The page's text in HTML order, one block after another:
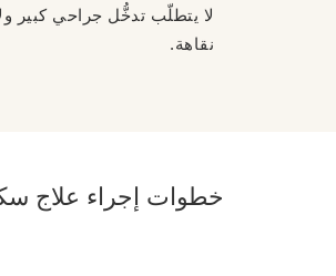
لا يتطلّب تدخُّل جراحي كبير
نقاهة.
خطوات إجراء علاج